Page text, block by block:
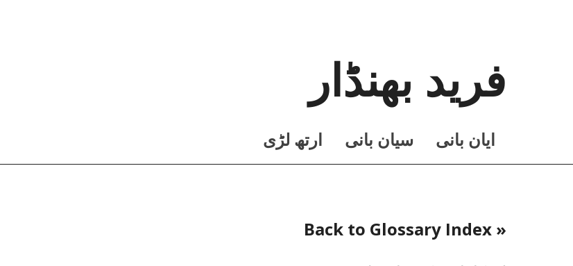
فرید بھنڈار
ايان بانی سيان بانی ارتھ لڑی
« Back to Glossary Index